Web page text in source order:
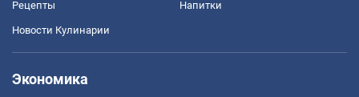
Рецепты Напитки
Новости Кулинарии
Экономика